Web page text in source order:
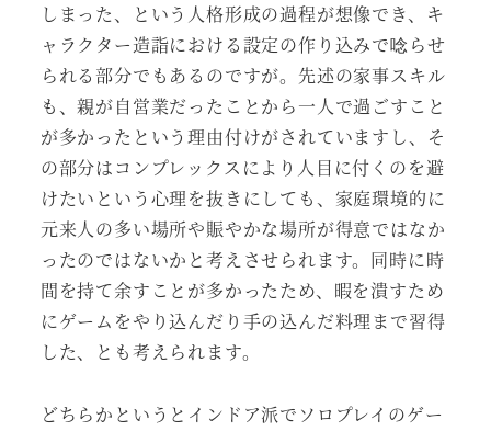
しまった、という人格形成の過程が想像でき、キ
ャラクター造詣における設定の作り込みで唸らせ
られる部分でもあるのですが。先述の家事スキル
も、親が自営業だったことから一人で過ごすこと
が多かったという理由付けがされていますし、そ
の部分はコンプレックスにより人目に付くのを避
けたいという心理を抜きにしても、家庭環境的に
元来人の多い場所や賑やかな場所が得意ではなか
ったのではないかと考えさせられます。同時に時
間を持て余すことが多かったため、暇を潰すため
にゲームをやり込んだり手の込んだ料理まで習得
した、とも考えられます。
どちらかというとインドア派でソロプレイのゲー